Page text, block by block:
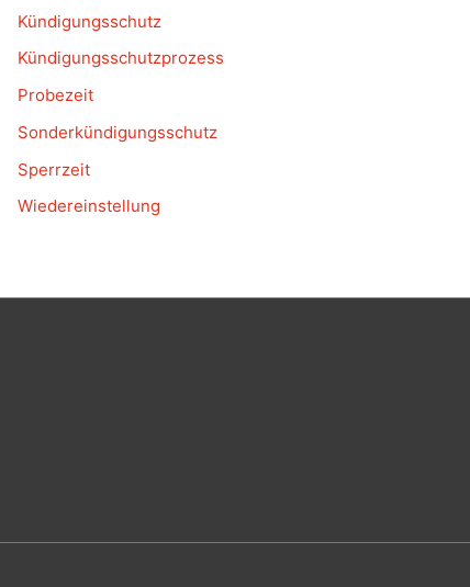
Kündigungsschutz
Kündigungsschutzprozess
Probezeit
Sonderkündigungsschutz
Sperrzeit
Wiedereinstellung